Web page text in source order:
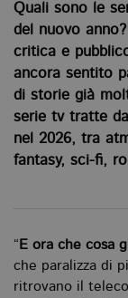
Quali sono le
del nuovo
critica e
ancora sentito
di storie già
serie tv tratte
nel 2026, tra
fantasy, sci-fi,
“E ora che cosa
che paralizza di
ritrovano il